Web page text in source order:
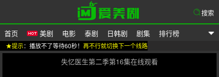
爱美剧
首页 美剧 电影 泰剧 日韩剧 剧集 排行榜
搜索
★提示：播放不了等待60秒！ 再不行就切换下一个线路
失忆医生第二季第16集在线观看